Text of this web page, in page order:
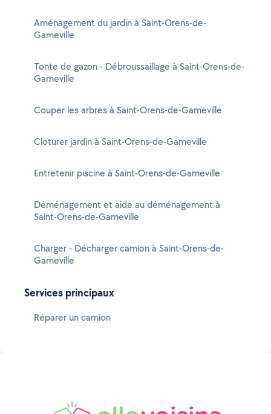
Aménagement du jardin à Saint-Orens-de-
Gameville
Tonte de gazon - Débroussaillage à Saint-Orens-de-
Gameville
Couper les arbres à Saint-Orens-de-Gameville
Cloturer jardin à Saint-Orens-de-Gameville
Entretenir piscine à Saint-Orens-de-Gameville
Déménagement et aide au déménagement à
Saint-Orens-de-Gameville
Charger - Décharger camion à Saint-Orens-de-
Gameville
Services principaux
Réparer un camion